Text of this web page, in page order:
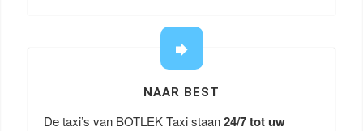
NAAR BEST
De taxi’s van BOTLEK Taxi staan24/7 tot uw